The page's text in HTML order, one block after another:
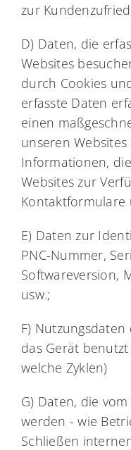
zur
D) Daten, die
Websites
durch Cookies
erfasste Daten
einen
unseren
Informationen,
Websites zur
Kontaktformulare
E) Daten zur
PNC-Nummer,
Softwareversion,
usw.;
F)
das Gerät
welche Zyklen)
G) Daten, die
werden - wie
Schließen